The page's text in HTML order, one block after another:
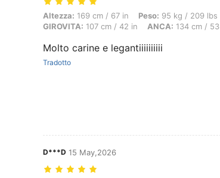
Altezza: 169 cm / 67 in, Peso: 95 kg / 209 lbs, Forma
Altezza: 169 cm / 67 in Peso: 95 kg / 209 lbs
GIROVITA: 107 cm / 42 in ANCA: 134 cm /
Molto carine e legantiiiiiiiiii
Tradotto
D***D 15 May,2026